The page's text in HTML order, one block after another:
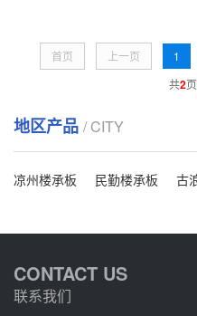
首页 上一页 1
共2页
地区产品 / CITY
凉州楼承板 民勤楼承板 古
CONTACT US
联系我们